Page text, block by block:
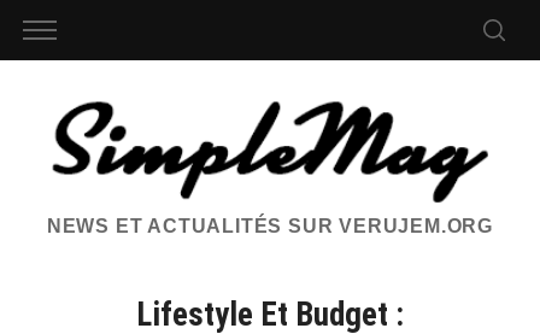
NEWS ET ACTUALITÉS SUR VERUJEM.ORG
Lifestyle Et Budget :